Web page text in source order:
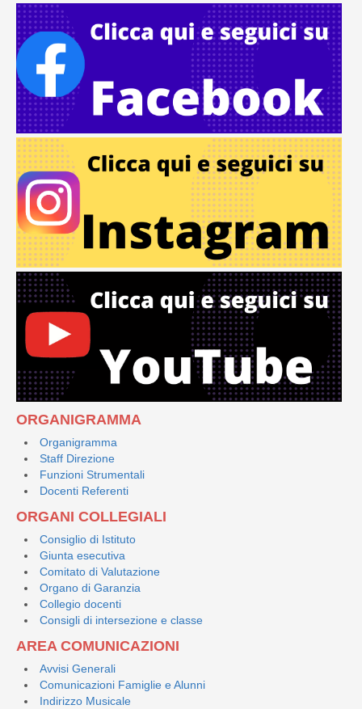
ORGANIGRAMMA
Organigramma
Staff Direzione
Funzioni Strumentali
Docenti Referenti
ORGANI COLLEGIALI
Consiglio di Istituto
Giunta esecutiva
Comitato di Valutazione
Organo di Garanzia
Collegio docenti
Consigli di intersezione e classe
AREA COMUNICAZIONI
Avvisi Generali
Comunicazioni Famiglie e Alunni
Indirizzo Musicale